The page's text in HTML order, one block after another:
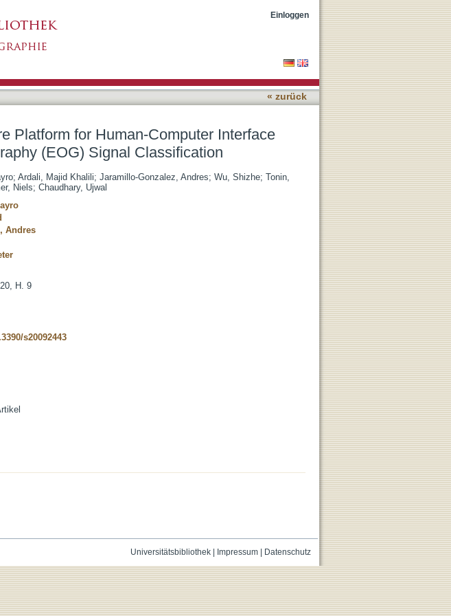
Interface Based on Electrooculography
Einloggen
« zurück
Platform for Human-Computer Interface
(EOG) Signal Classification
; Ardali, Majid Khalili; Jaramillo-Gonzalez, Andres; Wu, Shizhe; Tonin,
Niels; Chaudhary, Ujwal
Andres
H. 9
s20092443
Universitätsbibliothek| Impressum| Datenschutz